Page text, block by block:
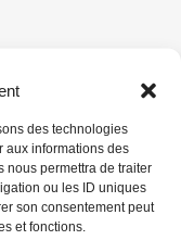
des technologies
aux informations des
nous permettra de traiter
ou les ID uniques
son consentement peut
et fonctions.